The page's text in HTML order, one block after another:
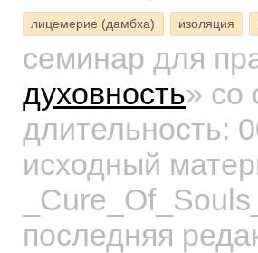
лицемерие (дамбха) изоляция
семинар для
духовность» со
длительность:
исходный
последняя